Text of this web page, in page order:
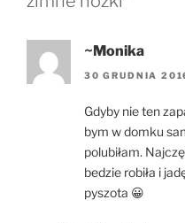
~Monika
30 GRUDNIA
Gdyby nie ten
bym w domku
polubiłam.
bedzie robiła i
pyszota 😀